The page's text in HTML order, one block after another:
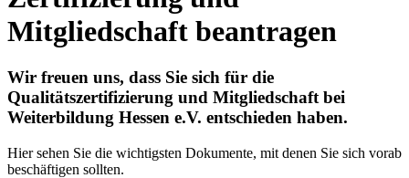
Mitgliedschaft beantragen
Wir freuen uns, dass Sie sich für die
Qualitätszertifizierung und Mitgliedschaft bei
Weiterbildung Hessen e.V. entschieden haben.
Hier sehen Sie die wichtigsten Dokumente, mit denen Sie sich vorab
beschäftigen sollten.